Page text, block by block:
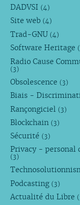
DADVSI (4)
Site web (4)
Trad-GNU (4)
Software Heritage
Radio Cause
(3)
Obsolescence (3)
Biais -
Rançongiciel (3)
Blockchain (3)
Sécurité (3)
Privacy - personal
(3)
Podcasting (3)
Actualité du Libre